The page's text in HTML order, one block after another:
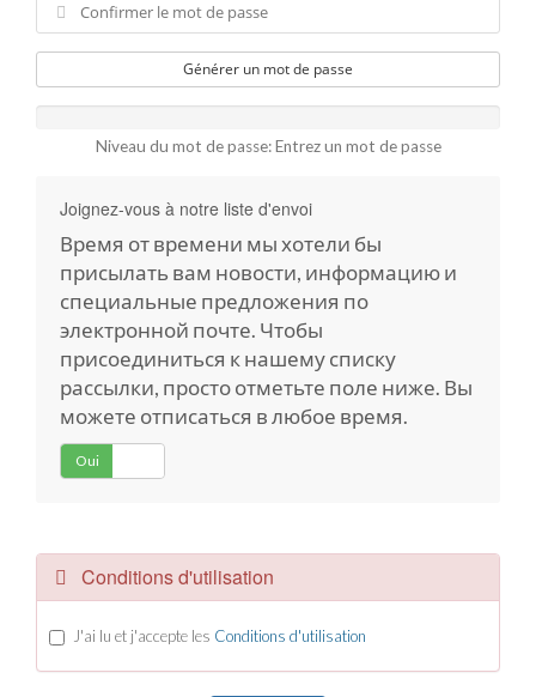
Générer un mot de passe
Niveau du mot de passe: Entrez un mot de passe
Joignez-vous à notre liste d'envoi
Время от времени мы хотели бы
присылать вам новости, информацию и
специальные предложения по
электронной почте. Чтобы
присоединиться к нашему списку
рассылки, просто отметьте поле ниже. Вы
можете отписаться в любое время.
Oui
Conditions d'utilisation
J'ai lu et j'accepte les Conditions d'utilisation